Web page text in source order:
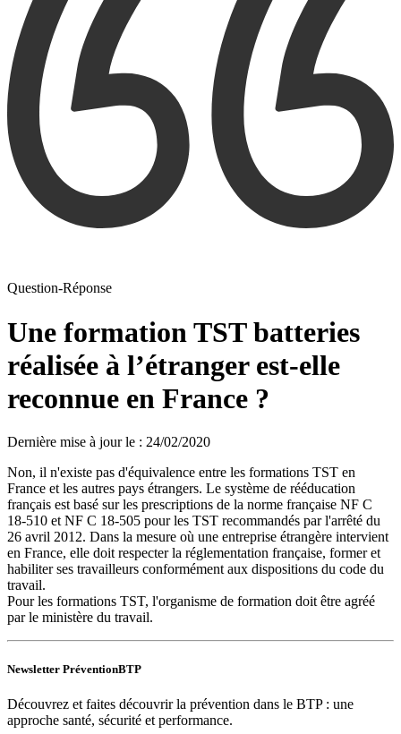
Question-Réponse
Une formation TST batteries
réalisée à l’étranger est-elle
reconnue en France ?
Dernière mise à jour le : 24/02/2020
Non, il n'existe pas d'équivalence entre les formations TST en
France et les autres pays étrangers. Le système de rééducation
français est basé sur les prescriptions de la norme française NF C
18-510 et NF C 18-505 pour les TST recommandés par l'arrêté du
26 avril 2012. Dans la mesure où une entreprise étrangère intervient
en France, elle doit respecter la réglementation française, former et
habiliter ses travailleurs conformément aux dispositions du code du
travail.
Pour les formations TST, l'organisme de formation doit être agréé
par le ministère du travail.
Newsletter PréventionBTP
Découvrez et faites découvrir la prévention dans le BTP : une
approche santé, sécurité et performance.